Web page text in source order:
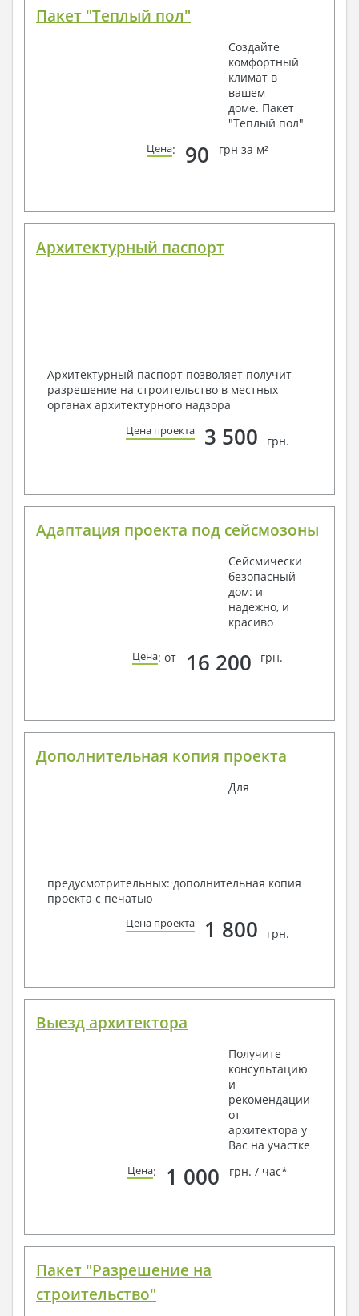
Пакет "Теплый пол"
Создайте
комфортный
климат в
вашем
доме. Пакет
"Теплый пол"
Цена: 90 грн за м²
Архитектурный паспорт
Архитектурный паспорт позволяет получит
разрешение на строительство в местных
органах архитектурного надзора
Цена проекта 3 500 грн.
Адаптация проекта под сейсмозоны
Сейсмически
безопасный
дом: и
надежно, и
красиво
Цена: от 16 200 грн.
Дополнительная копия проекта
Для
предусмотрительных: дополнительная копия
проекта с печатью
Цена проекта 1 800 грн.
Выезд архитектора
Получите
консультацию
и
рекомендации
от
архитектора у
Вас на участке
Цена: 1 000 грн. / час*
Пакет "Разрешение на
строительство"